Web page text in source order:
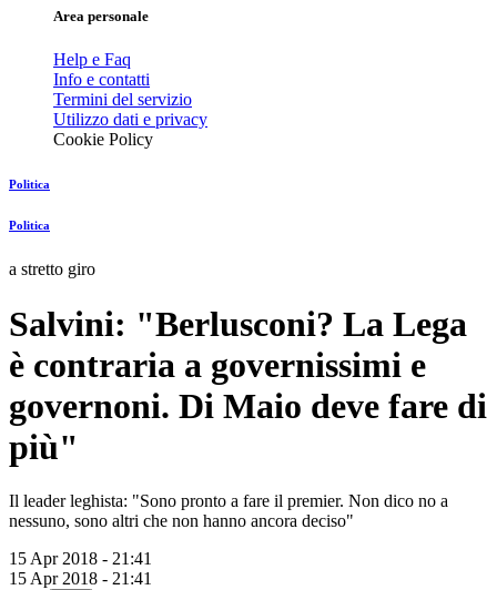
Area personale
Help e Faq
Info e contatti
Termini del servizio
Utilizzo dati e privacy
Cookie Policy
Politica
Politica
a stretto giro
Salvini: "Berlusconi? La Lega
è contraria a governissimi e
governoni. Di Maio deve fare di
più"
Il leader leghista: "Sono pronto a fare il premier. Non dico no a
nessuno, sono altri che non hanno ancora deciso"
15 Apr 2018 - 21:41
15 Apr 2018 - 21:41